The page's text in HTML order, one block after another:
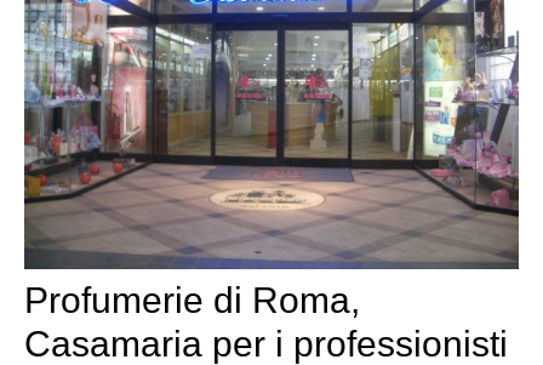
Profumerie di Roma,
Casamaria per i professionisti